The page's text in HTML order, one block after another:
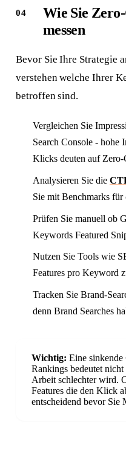
Wie Sie
messen
Bevor Sie Ihre Strategie
verstehen welche Ihrer
betroffen sind.
Vergleichen Sie
Search Console - hohe
Klicks deuten auf
Analysieren Sie die
Sie mit Benchmarks
Prüfen Sie manuell ob
Keywords Featured
Nutzen Sie Tools wie
Features pro Keyword
Tracken Sie Brand-
denn Brand Searches
Wichtig: Eine
Rankings bedeutet
Arbeit schlechter wird.
Features die den Klick
entscheidend bevor Sie